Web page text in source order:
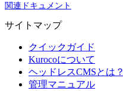
関連ドキュメント
サイトマップ
クイックガイド
Kurocoについて
ヘッドレスCMSとは？
管理マニュアル